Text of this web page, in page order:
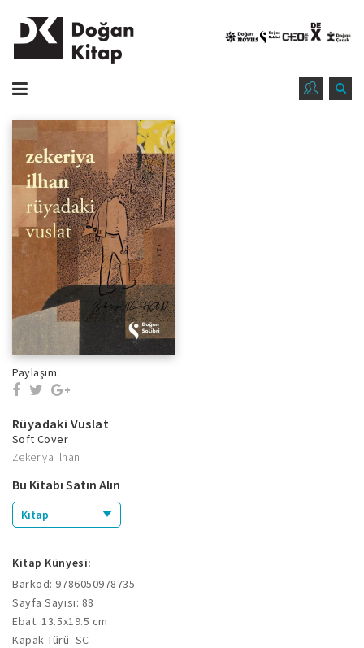
Paylaşım:
Rüyadaki Vuslat
Soft Cover
Zekeriya İlhan
Bu Kitabı Satın Alın
Kitap
Kitap Künyesi:
Barkod: 9786050978735
Sayfa Sayısı: 88
Ebat: 13.5x19.5 cm
Kapak Türü: SC